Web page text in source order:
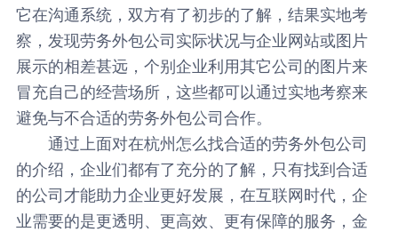
它在沟通系统，双方有了初步的了解，结果实地考
察，发现劳务外包公司实际状况与企业网站或图片
展示的相差甚远，个别企业利用其它公司的图片来
冒充自己的经营场所，这些都可以通过实地考察来
避免与不合适的劳务外包公司合作。
通过上面对在杭州怎么找合适的劳务外包公司
的介绍，企业们都有了充分的了解，只有找到合适
的公司才能助力企业更好发展，在互联网时代，企
业需要的是更透明、更高效、更有保障的服务， 金